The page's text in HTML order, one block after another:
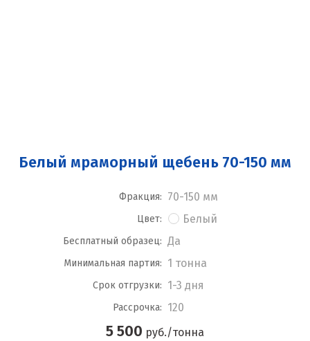
Белый мраморный щебень 70-150 мм
Фракция: 70-150 мм
Цвет: Белый
Бесплатный образец: Да
Минимальная партия: 1 тонна
Срок отгрузки: 1-3 дня
Рассрочка: 120
5 500 руб./тонна